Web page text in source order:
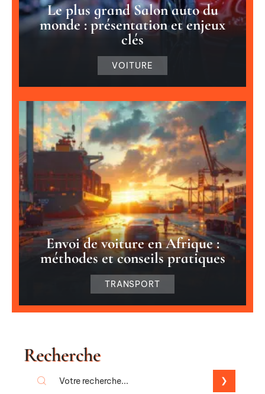
Le plus grand Salon auto du
monde : présentation et enjeux
clés
VOITURE
Envoi de voiture en Afrique :
méthodes et conseils pratiques
TRANSPORT
Recherche